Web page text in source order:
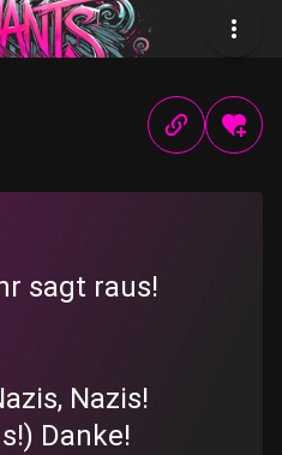
sagt raus!
Nazis!
Danke!